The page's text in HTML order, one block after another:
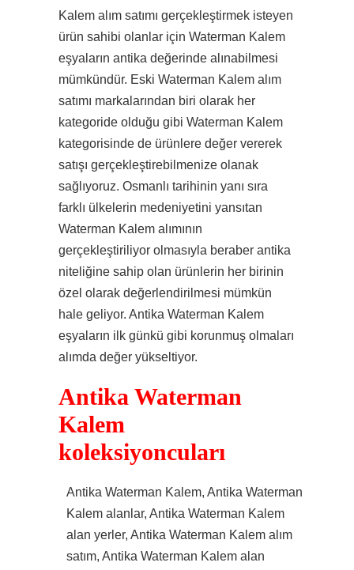
Kalem alım satımı gerçekleştirmek isteyen
ürün sahibi olanlar için Waterman Kalem
eşyaların antika değerinde alınabilmesi
mümkündür. Eski Waterman Kalem alım
satımı markalarından biri olarak her
kategoride olduğu gibi Waterman Kalem
kategorisinde de ürünlere değer vererek
satışı gerçekleştirebilmenize olanak
sağlıyoruz. Osmanlı tarihinin yanı sıra
farklı ülkelerin medeniyetini yansıtan
Waterman Kalem alımının
gerçekleştiriliyor olmasıyla beraber antika
niteliğine sahip olan ürünlerin her birinin
özel olarak değerlendirilmesi mümkün
hale geliyor. Antika Waterman Kalem
eşyaların ilk günkü gibi korunmuş olmaları
alımda değer yükseltiyor.
Antika Waterman
Kalem
koleksiyoncuları
Antika Waterman Kalem, Antika Waterman
Kalem alanlar, Antika Waterman Kalem
alan yerler, Antika Waterman Kalem alım
satım, Antika Waterman Kalem alan